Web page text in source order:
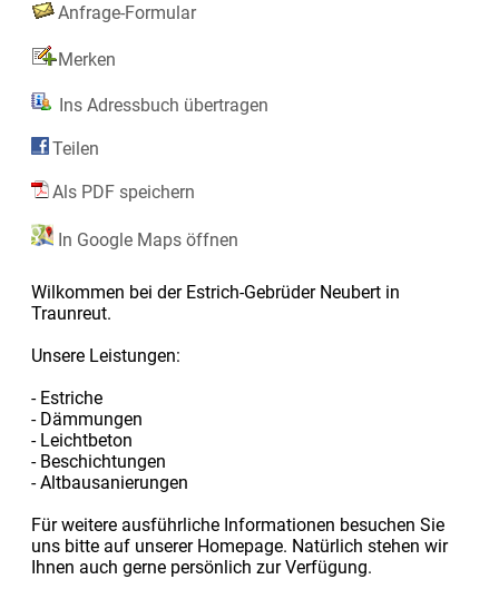
Anfrage-Formular
Merken
Ins Adressbuch übertragen
Teilen
Als PDF speichern
In Google Maps öffnen
Wilkommen bei der Estrich-Gebrüder Neubert in
Traunreut.
Unsere Leistungen:
- Estriche
- Dämmungen
- Leichtbeton
- Beschichtungen
- Altbausanierungen
Für weitere ausführliche Informationen besuchen Sie
uns bitte auf unserer Homepage. Natürlich stehen wir
Ihnen auch gerne persönlich zur Verfügung.